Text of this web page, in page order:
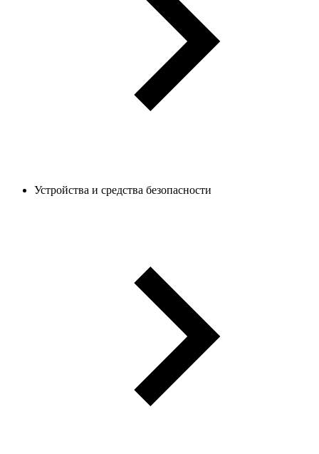
Устройства и средства безопасности